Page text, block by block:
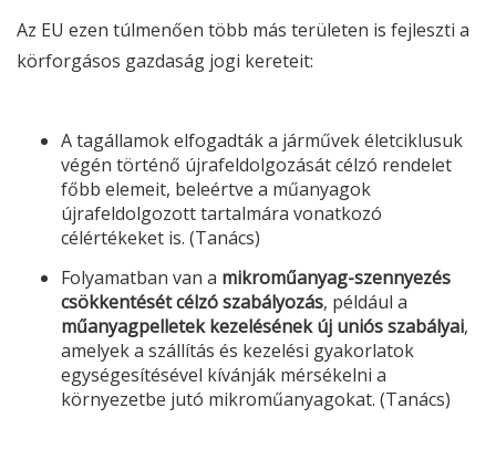
Az EU ezen túlmenően több más területen is fejleszti a
körforgásos gazdaság jogi kereteit:
A tagállamok elfogadták a járművek életciklusuk
végén történő újrafeldolgozását célzó rendelet
főbb elemeit, beleértve a műanyagok
újrafeldolgozott tartalmára vonatkozó
célértékeket is. (Tanács)
Folyamatban van a mikroműanyag-szennyezés
csökkentését célzó szabályozás, például a
műanyagpelletek kezelésének új uniós szabályai,
amelyek a szállítás és kezelési gyakorlatok
egységesítésével kívánják mérsékelni a
környezetbe jutó mikroműanyagokat. (Tanács)